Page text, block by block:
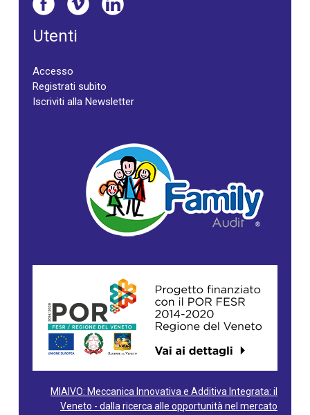
Utenti
Accesso
Registrati subito
Iscriviti alla Newsletter
MIAIVO: Meccanica Innovativa e Additiva Integrata: il
Veneto - dalla ricerca alle opportunità nel mercato